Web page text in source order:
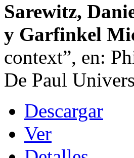
Sarewitz,
y Garfinkel
context”, en:
De Paul
Descargar
Ver